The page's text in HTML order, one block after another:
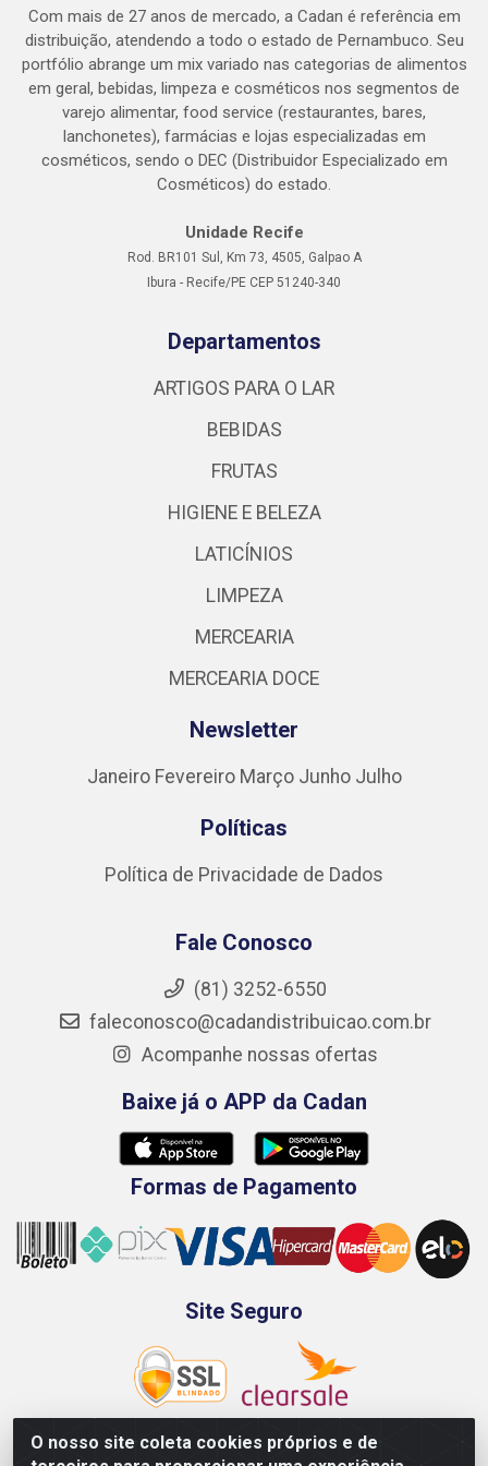
O nosso site coleta cookies próprios e de
Com mais de 27 anos de mercado, a Cadan é referência em
distribuição, atendendo a todo o estado de Pernambuco. Seu
portfólio abrange um mix variado nas categorias de alimentos
em geral, bebidas, limpeza e cosméticos nos segmentos de
varejo alimentar, food service (restaurantes, bares,
lanchonetes), farmácias e lojas especializadas em
cosméticos, sendo o DEC (Distribuidor Especializado em
Cosméticos) do estado.
Unidade Recife
Rod. BR101 Sul, Km 73, 4505, Galpao A
Ibura - Recife/PE CEP 51240-340
Departamentos
ARTIGOS PARA O LAR
BEBIDAS
FRUTAS
HIGIENE E BELEZA
LATICÍNIOS
LIMPEZA
MERCEARIA
MERCEARIA DOCE
Newsletter
Janeiro Fevereiro Março Junho Julho
Políticas
Política de Privacidade de Dados
Fale Conosco
(81) 3252-6550
faleconosco@cadandistribuicao.com.br
Acompanhe nossas ofertas
Baixe já o APP da Cadan
Formas de Pagamento
Site Seguro